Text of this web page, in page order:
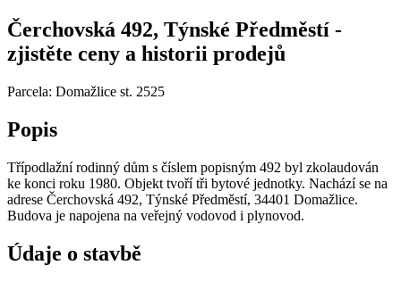
Čerchovská 492, Týnské Předměstí -
zjistěte ceny a historii prodejů
Parcela: Domažlice st. 2525
Popis
Třípodlažní rodinný dům s číslem popisným 492 byl zkolaudován
ke konci roku 1980. Objekt tvoří tři bytové jednotky. Nachází se na
adrese Čerchovská 492, Týnské Předměstí, 34401 Domažlice.
Budova je napojena na veřejný vodovod i plynovod.
Údaje o stavbě